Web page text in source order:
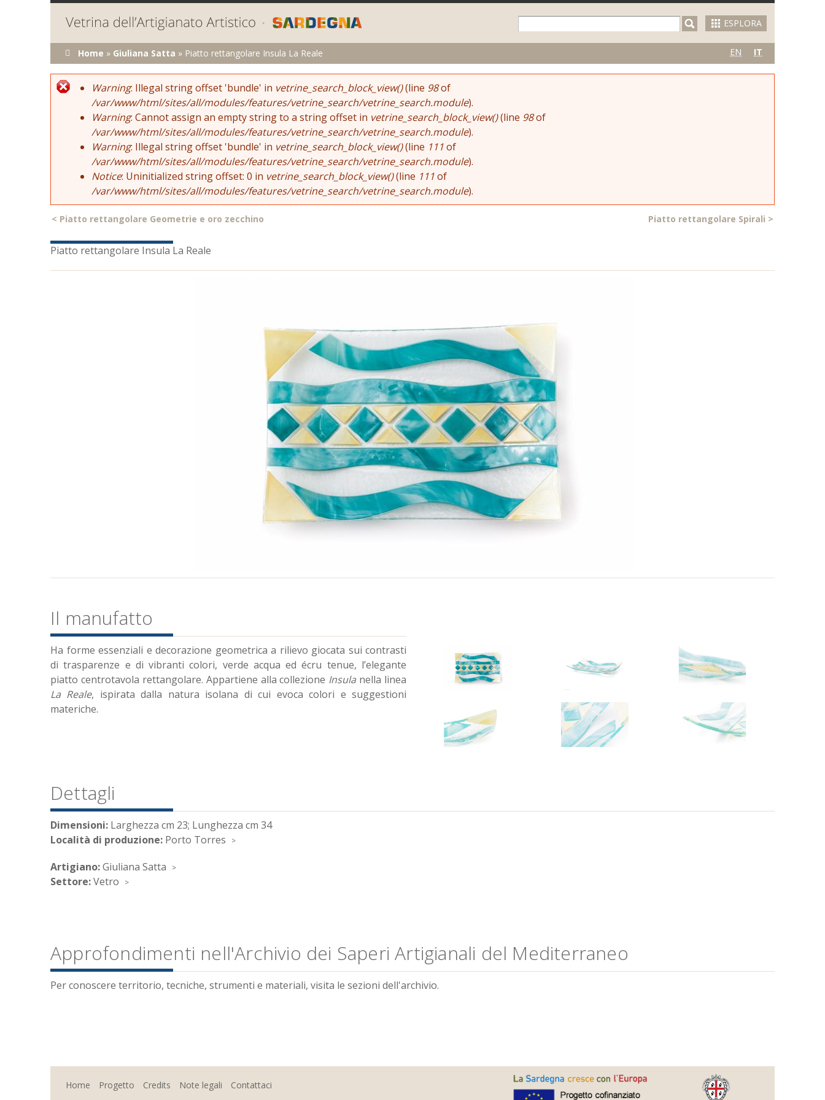
ESPLORA
Tu sei qui
Home » Giuliana Satta » Piatto rettangolare Insula La Reale EN IT
Error message
Warning: Illegal string offset 'bundle' in vetrine_search_block_view()(line 98of
/var/www/html/sites/all/modules/features/vetrine_search/vetrine_search.module).
Warning: Cannot assign an empty string to a string offset in vetrine_search_block_view()(line 98of
/var/www/html/sites/all/modules/features/vetrine_search/vetrine_search.module).
Warning: Illegal string offset 'bundle' in vetrine_search_block_view()(line 111of
/var/www/html/sites/all/modules/features/vetrine_search/vetrine_search.module).
Notice: Uninitialized string offset: 0 in vetrine_search_block_view()(line 111of
/var/www/html/sites/all/modules/features/vetrine_search/vetrine_search.module).
< Piatto rettangolare Geometrie e oro zecchino Piatto rettangolare Spirali >
Piatto rettangolare Insula La Reale
Il manufatto
Ha forme essenziali e decorazione geometrica a rilievo giocata sui contrasti
di trasparenze e di vibranti colori, verde acqua ed écru tenue, l’elegante
piatto centrotavola rettangolare. Appartiene alla collezione Insula nella linea
La Reale, ispirata dalla natura isolana di cui evoca colori e suggestioni
materiche.
Dettagli
Dimensioni: Larghezza cm 23; Lunghezza cm 34
Località di produzione: Porto Torres
Artigiano:Giuliana Satta
Settore:Vetro
Approfondimenti nell'Archivio dei Saperi Artigianali del Mediterraneo
Per conoscere territorio, tecniche, strumenti e materiali, visita le sezioni dell'archivio.
Home Progetto Credits Note legali Contattaci